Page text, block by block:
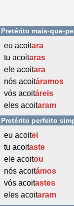
Pretérito mais-que-
eu acoitara
tu acoitaras
ele acoitara
nós acoitáramos
vós acoitáreis
eles acoitaram
Pretérito perfeito
eu acoitei
tu acoitaste
ele acoitou
nós acoitámos
vós acoitastes
eles acoitaram